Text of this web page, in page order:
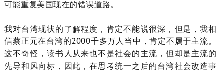
可能重复美国现在的错误道路。
我对台湾现状的了解程度， 肯定不能说很深，但是，我相
信蔡正元在台湾的2000千多万人当中，肯定不属于主流。
这不奇怪，读书人从来也不是社会的主流，但却是主流的
先导和风向标，因此，在思考统一之后的台湾社会改造事